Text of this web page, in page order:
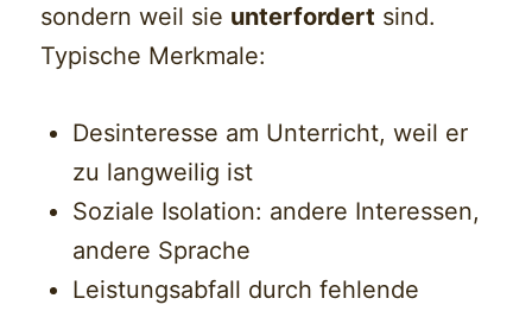
sondern weil sie unterfordert sind.
Typische Merkmale:
Desinteresse am Unterricht, weil er
zu langweilig ist
Soziale Isolation: andere Interessen,
andere Sprache
Leistungsabfall durch fehlende